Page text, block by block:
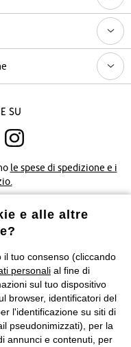
su
le spese di spedizione e i
di recesso
riservati.
via Adua 33 - 13855
Reg. Imprese di
e alle altre
tuo consenso (cliccando
personali al fine di
sul tuo dispositivo
browser, identificatori del
l'identificazione su siti di
pseudonimizzati), per la
annunci e contenuti, per